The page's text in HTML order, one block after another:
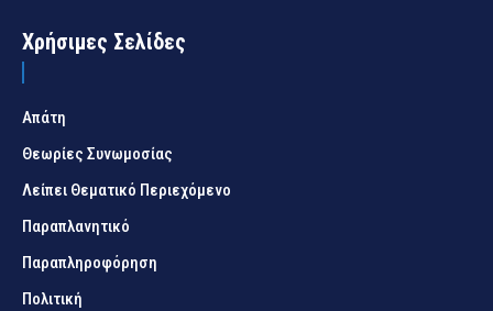
Χρήσιμες Σελίδες
Απάτη
Θεωρίες Συνωμοσίας
Λείπει Θεματικό Περιεχόμενο
Παραπλανητικό
Παραπληροφόρηση
Πολιτική